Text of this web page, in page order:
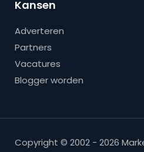
Kansen
Adverteren
Partners
Vacatures
Blogger worden
Copyright © 2002 - 2026